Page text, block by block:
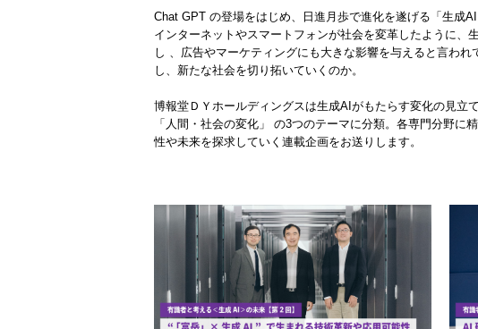
Chat GPT の登場をはじめ、日進月歩で進化を遂げる「生成AI
インターネットやスマートフォンが社会を変革したように、
し 、広告やマーケティングにも大きな影響を与えると言わ
し、新たな社会を切り拓いていくのか。
博報堂ＤＹホールディングスは生成AIがもたらす変化の見立
「人間・社会の変化」 の3つのテーマに分類。各専門分野に
性や未来を探求していく連載企画をお送りします。